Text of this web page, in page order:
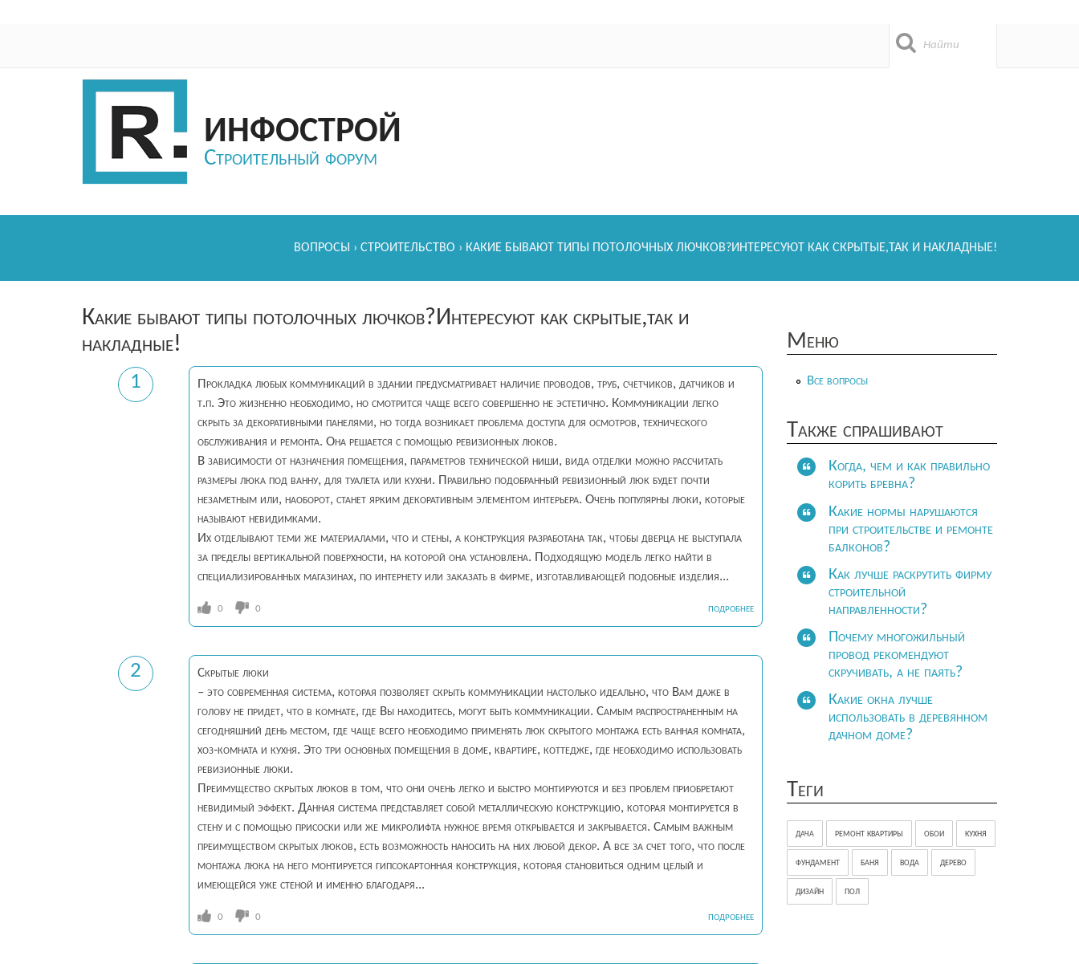
ИНФОСТРОЙ
Строительный форум
ВОПРОСЫ › СТРОИТЕЛЬСТВО › КАКИЕ БЫВАЮТ ТИПЫ ПОТОЛОЧНЫХ ЛЮЧКОВ?ИНТЕРЕСУЮТ КАК СКРЫТЫЕ,ТАК И НАКЛАДНЫЕ!
Какие бывают типы потолочных лючков?Интересуют как скрытые,так и
накладные!
1
Прокладка любых коммуникаций в здании предусматривает наличие проводов, труб, счетчиков, датчиков и
т.п. Это жизненно необходимо, но смотрится чаще всего совершенно не эстетично. Коммуникации легко
скрыть за декоративными панелями, но тогда возникает проблема доступа для осмотров, технического
обслуживания и ремонта. Она решается с помощью ревизионных люков.
В зависимости от назначения помещения, параметров технической ниши, вида отделки можно рассчитать
размеры люка под ванну, для туалета или кухни. Правильно подобранный ревизионный люк будет почти
незаметным или, наоборот, станет ярким декоративным элементом интерьера. Очень популярны люки, которые
называют невидимками.
Их отделывают теми же материалами, что и стены, а конструкция разработана так, чтобы дверца не выступала
за пределы вертикальной поверхности, на которой она установлена. Подходящую модель легко найти в
специализированных магазинах, по интернету или заказать в фирме, изготавливающей подобные изделия...
0 0 ПОДРОБНЕЕ
2
Скрытые люки
– это современная система, которая позволяет скрыть коммуникации настолько идеально, что Вам даже в
голову не придет, что в комнате, где Вы находитесь, могут быть коммуникации. Самым распространенным на
сегодняшний день местом, где чаще всего необходимо применять люк скрытого монтажа есть ванная комната,
хоз-комната и кухня. Это три основных помещения в доме, квартире, коттедже, где необходимо использовать
ревизионные люки.
Преимущество скрытых люков в том, что они очень легко и быстро монтируются и без проблем приобретают
невидимый эффект. Данная система представляет собой металлическую конструкцию, которая монтируется в
стену и с помощью присоски или же микролифта нужное время открывается и закрывается. Самым важным
преимуществом скрытых люков, есть возможность наносить на них любой декор. А все за счет того, что после
монтажа люка на него монтируется гипсокартонная конструкция, которая становиться одним целый и
имеющейся уже стеной и именно благодаря...
0 0 ПОДРОБНЕЕ
Меню
Все вопросы
Также спрашивают
Когда, чем и как правильно
корить бревна?
Какие нормы нарушаются
при строительстве и ремонте
балконов?
Как лучше раскрутить фирму
строительной
направленности?
Почему многожильный
провод рекомендуют
скручивать, а не паять?
Какие окна лучше
использовать в деревянном
дачном доме?
Теги
дача ремонт квартиры обои кухня
фундамент баня вода дерево
дизайн пол